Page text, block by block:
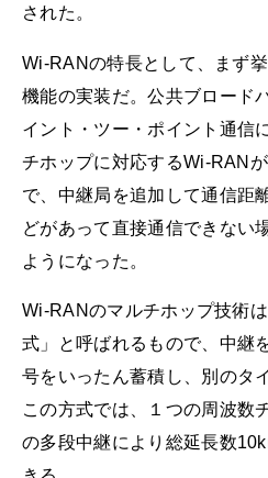
された。
Wi-RANの特長として、まず
機能の実装だ。公共ブロード
イント・ツー・ポイント通信
チホップに対応するWi-RAN
で、中継局を追加して通信距
どがあって直接通信できない
ようになった。
Wi-RANのマルチホップ技術
式」と呼ばれるもので、中継
号をいったん蓄積し、別のタ
この方式では、１つの周波数
の多段中継により総延長数